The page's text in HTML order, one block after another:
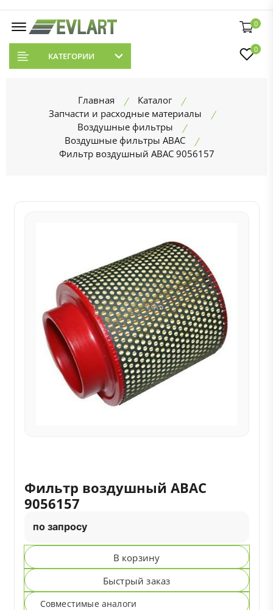
0
КАТЕГОРИИ
0
Главная
Каталог
Запчасти и расходные материалы
Воздушные фильтры
Воздушные фильтры ABAC
Фильтр воздушный ABAC 9056157
Фильтр воздушный ABAC
9056157
по запросу
В корзину
Быстрый заказ
Совместимые аналоги